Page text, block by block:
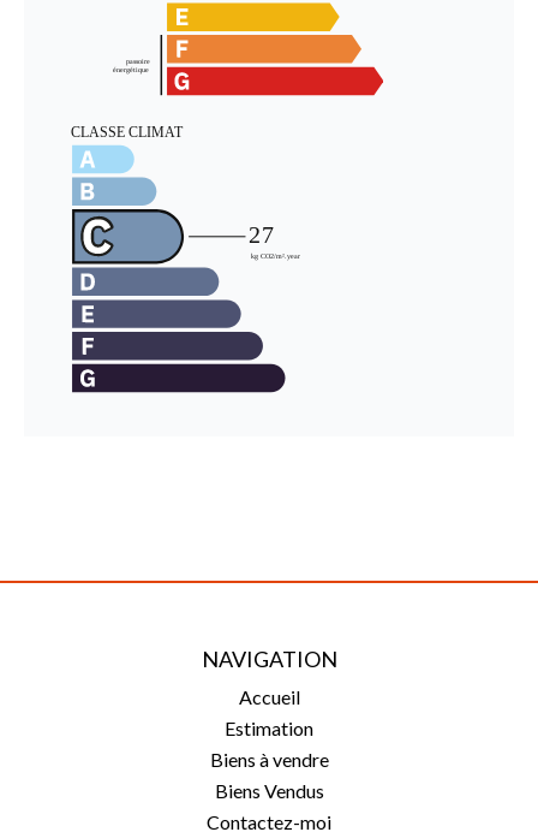
NAVIGATION
Accueil
Estimation
Biens à vendre
Biens Vendus
Contactez-moi